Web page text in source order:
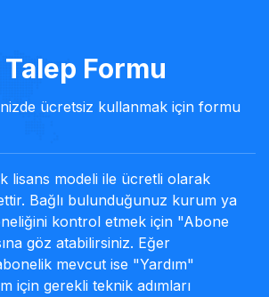
Formu
ücretsiz kullanmak için formu
lisans modeli ile ücretli olarak
Bağlı bulunduğunuz kurum ya
kontrol etmek için "Abone
göz atabilirsiniz. Eğer
mevcut ise "Yardım"
için gerekli teknik adımları